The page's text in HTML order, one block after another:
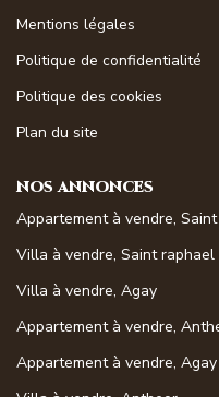
Mentions légales
Politique de confidentialité
Politique des cookies
Plan du site
NOS ANNONCES
Appartement à vendre,
Villa à vendre, Saint raphael
Villa à vendre, Agay
Appartement à vendre,
Appartement à vendre, Agay